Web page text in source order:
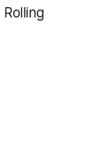
Rolling